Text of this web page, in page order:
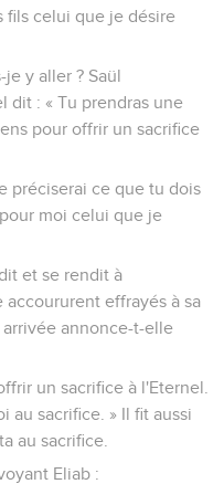
fils celui que je désire
y aller ? Saül
dit : « Tu prendras une
pour offrir un sacrifice
préciserai ce que tu dois
moi celui que je
et se rendit à
effrayés à sa
annonce-t-elle
un sacrifice à l'Eternel.
au sacrifice. » Il fit aussi
au sacrifice.
Eliab :